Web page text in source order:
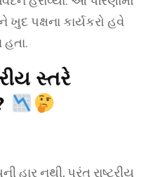
પક્ષના કાર્યકરો હવે
હતા.
સ્તરે
હાર નથી, પરંતુ રાષ્ટ્રીય